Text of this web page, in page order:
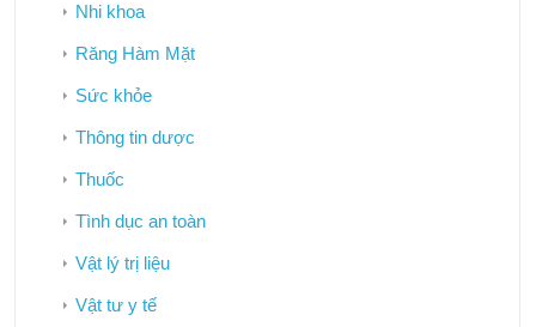
Nhi khoa
Răng Hàm Mặt
Sức khỏe
Thông tin dược
Thuốc
Tình dục an toàn
Vật lý trị liệu
Vật tư y tế